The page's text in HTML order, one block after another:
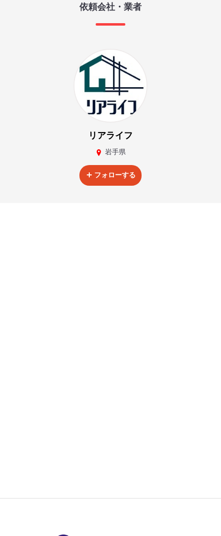
依頼会社・業者
リアライフ
岩手県
フォローする